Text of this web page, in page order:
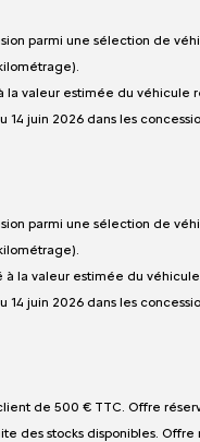
parmi une sélection de
la valeur estimée du véhicule
14 juin 2026 dans les
parmi une sélection de
la valeur estimée du véhicule
14 juin 2026 dans les
de 500 € TTC. Offre
des stocks disponibles.